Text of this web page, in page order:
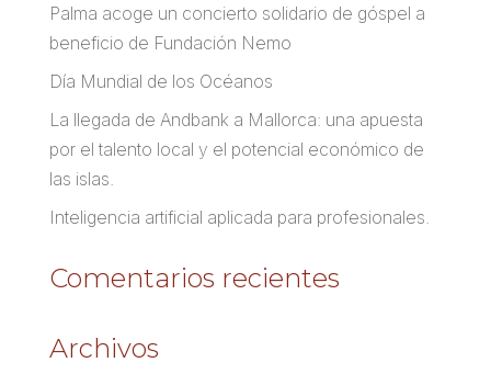
Palma acoge un concierto solidario de góspel a
beneficio de Fundación Nemo
Día Mundial de los Océanos
La llegada de Andbank a Mallorca: una apuesta
por el talento local y el potencial económico de
las islas.
Inteligencia artificial aplicada para profesionales.
Comentarios recientes
Archivos